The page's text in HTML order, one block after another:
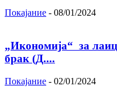
Покајание - 08/01/2024
„Икономија“ за
брак (Д....
Покајание - 02/01/2024